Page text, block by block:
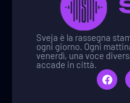
Sveja è la rassegna
ogni giorno. Ogni
venerdì, una voce
accade in città.